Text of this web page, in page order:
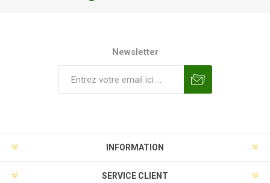
Newsletter
INFORMATION
SERVICE CLIENT